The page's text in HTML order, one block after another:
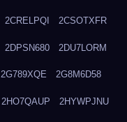
2CRELPQI 2CSOTXFR
2DPSN680 2DU7LORM
2G789XQE 2G8M6D58
2HO7QAUP 2HYWPJNU